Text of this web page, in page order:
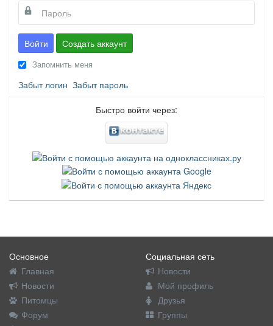
Войти Создать аккаунт
Запомнить меня
Забыт логин Забыт пароль
Быстро войти через:
Основное
Главная
Новости
Питомцы
Форум
Социальная сеть
Новости
Мой профиль
Друзья
Группы